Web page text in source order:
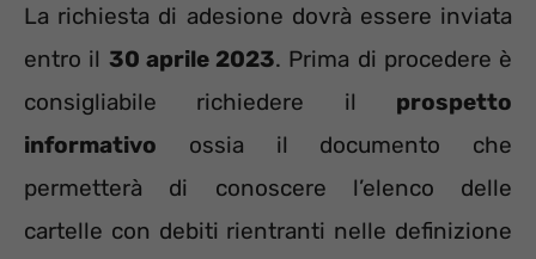
La richiesta di adesione dovrà essere inviata
entro il 30 aprile 2023. Prima di procedere è
consigliabile richiedere il prospetto
informativo ossia il documento che
permetterà di conoscere l’elenco delle
cartelle con debiti rientranti nelle definizione